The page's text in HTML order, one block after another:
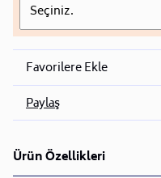
Seçiniz.
Favorilere Ekle
Paylaş
Ürün Özellikleri